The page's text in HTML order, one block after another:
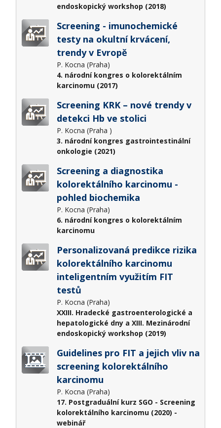
endoskopický workshop (2018)
Screening - imunochemické
testy na okultní krvácení,
trendy v Evropě
P. Kocna (Praha)
4. národní kongres o kolorektálním
karcinomu (2017)
Screening KRK – nové trendy v
detekci Hb ve stolici
P. Kocna (Praha )
3. národní kongres gastrointestinální
onkologie (2021)
Screening a diagnostika
kolorektálního karcinomu -
pohled biochemika
P. Kocna (Praha)
6. národní kongres o kolorektálním
karcinomu
Personalizovaná predikce rizika
kolorektálního karcinomu
inteligentním využitím FIT
testů
P. Kocna (Praha)
XXIII. Hradecké gastroenterologické a
hepatologické dny a XIII. Mezinárodní
endoskopický workshop (2019)
Guidelines pro FIT a jejich vliv na
screening kolorektálního
karcinomu
P. Kocna (Praha)
17. Postgraduální kurz SGO - Screening
kolorektálního karcinomu (2020) -
webinář